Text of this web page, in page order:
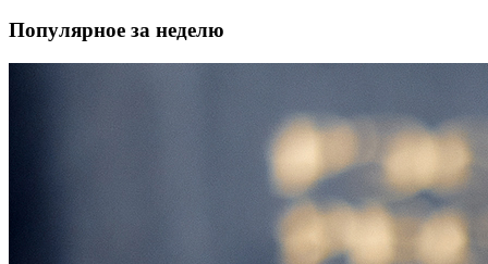
Популярное за неделю